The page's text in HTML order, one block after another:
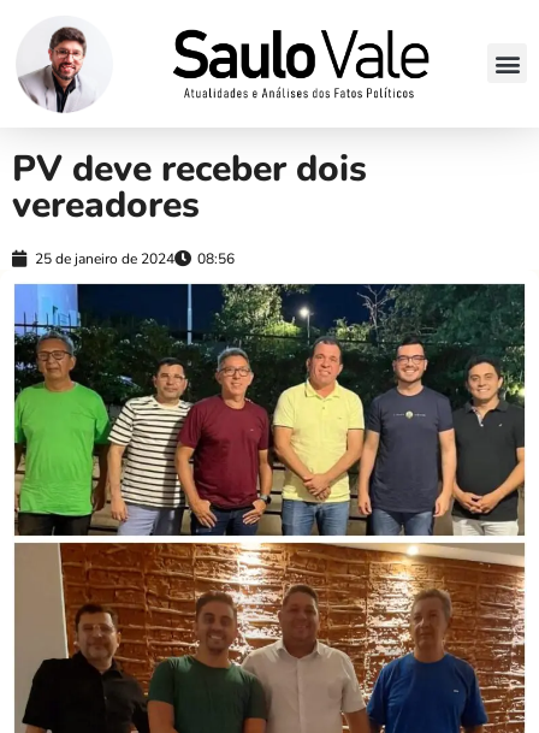
PV deve receber dois
vereadores
25 de janeiro de 2024 08:56